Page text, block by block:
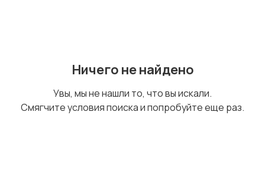
Ничего не найдено
Увы, мы не нашли то, что вы искали.
Смягчите условия поиска и попробуйте еще раз.